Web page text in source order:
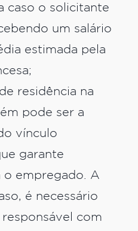
caso o solicitante
um salário
estimada pela
residência na
pode ser a
vínculo
garante
o empregado. A
é necessário
com